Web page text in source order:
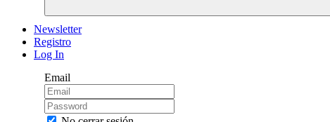
Newsletter
Registro
Log In
Email